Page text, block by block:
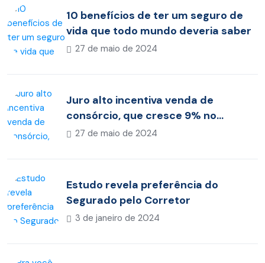
10 benefícios de ter um seguro de
vida que todo mundo deveria saber
27 de maio de 2024
Juro alto incentiva venda de
consórcio, que cresce 9% no
acumulado de 2023
27 de maio de 2024
Estudo revela preferência do
Segurado pelo Corretor
3 de janeiro de 2024